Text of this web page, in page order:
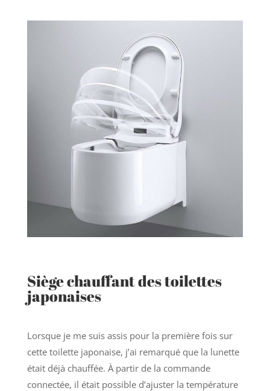
Siège chauffant des toilettes
japonaises
Lorsque je me suis assis pour la première fois sur
cette toilette japonaise, j’ai remarqué que la lunette
était déjà chauffée. À partir de la commande
connectée, il était possible d’ajuster la température